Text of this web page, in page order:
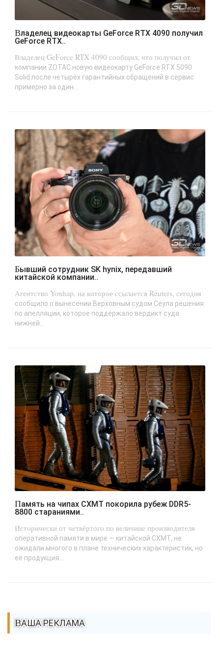
Владелец видеокарты GeForce RTX 4090 получил
GeForce RTX..
Владелец GeForce RTX 4090 сообщил, что получил от
компании ZOTAC новую видеокарту GeForce RTX 5090
Solid после четырёх гарантийных обращений в сервис
примерно за один...
Бывший сотрудник SK hynix, передавший
китайской компании..
Агентство Yonhap, на которое ссылается Reuters, сегодня
сообщило о вынесении Верховным судом Сеула решения
по апелляции, которое поддержало вердикт суда
нижней...
Память на чипах CXMT покорила рубеж DDR5-
8800 стараниями..
Исторически от четвёртого по величине производителя
оперативной памяти в мире — китайской CXMT, не
ожидали многого в плане технических характеристик, но
её продукция...
ВАША РЕКЛАМА